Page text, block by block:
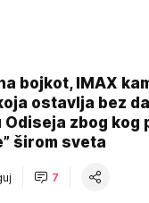
bojkot, IMAX
ostavlja bez
Odiseja zbog kog
širom sveta
7